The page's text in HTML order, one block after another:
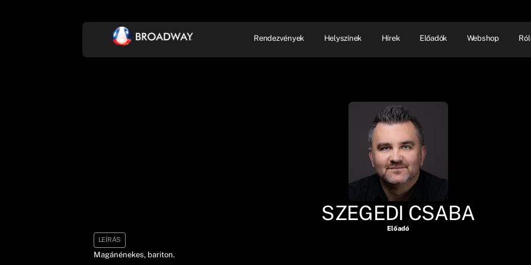
Rendezvények Helyszínek Hírek Előadók Webshop
SZEGEDI CSABA
Előadó
LEÍRÁS
Magánénekes, bariton.